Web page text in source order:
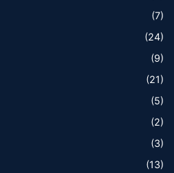
(7)
(24)
(9)
(21)
(5)
(2)
(3)
(13)